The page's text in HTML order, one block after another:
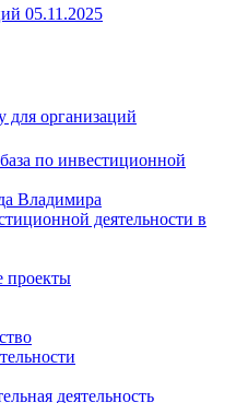
05.11.2025
организаций
по инвестиционной
Владимира
деятельности в
проекты
деятельность